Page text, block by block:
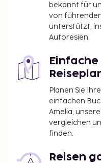
bekannt für
von
unterstützt,
Autoresien.
Planen Sie
einfachen
Amelia,
vergleichen
finden.
Reisen